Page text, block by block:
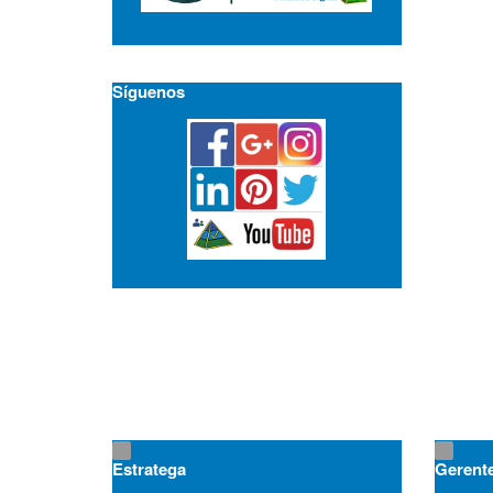
Síguenos
Estratega